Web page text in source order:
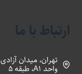
ارتباط با ما
تهران، میدان
واحد A1، طبقه 5